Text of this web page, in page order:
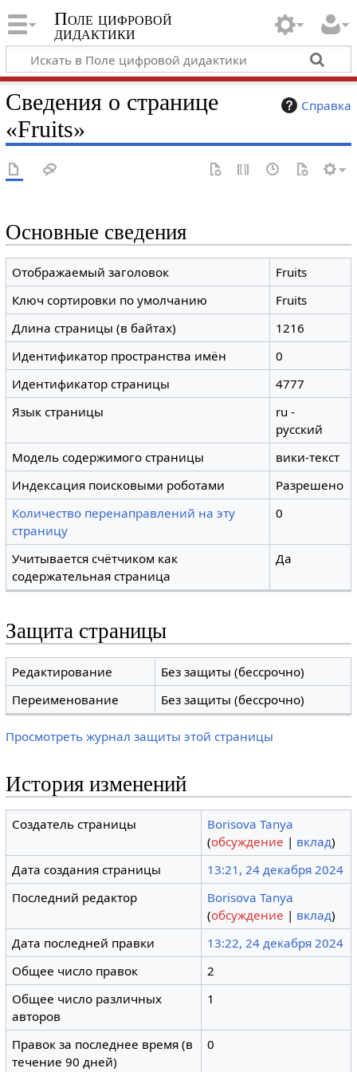
Поле цифровой
дидактики
Справка
Сведения о странице
«Fruits»
Основные сведения
Отображаемый заголовок
Fruits
Ключ сортировки по умолчанию
Fruits
Длина страницы (в байтах)
1216
Идентификатор пространства имён
0
Идентификатор страницы
4777
Язык страницы
ru -
русский
Модель содержимого страницы
вики-текст
Индексация поисковыми роботами
Разрешено
Количество перенаправлений на эту
страницу
0
Учитывается счётчиком как
содержательная страница
Да
Защита страницы
Редактирование
Без защиты (бессрочно)
Переименование
Без защиты (бессрочно)
Просмотреть журнал защиты этой страницы
История изменений
Создатель страницы
Borisova Tanya
(обсуждение | вклад)
Дата создания страницы
13:21, 24 декабря 2024
Последний редактор
Borisova Tanya
(обсуждение | вклад)
Дата последней правки
13:22, 24 декабря 2024
Общее число правок
2
Общее число различных
авторов
1
Правок за последнее время (в
течение 90 дней)
0